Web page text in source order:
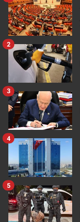
2
3
4
5